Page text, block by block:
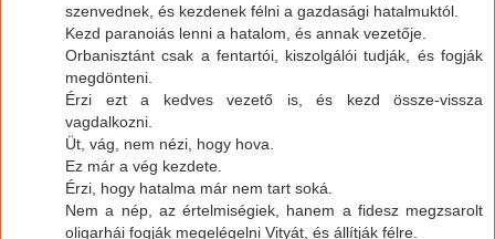
szenvednek, és kezdenek félni a gazdasági hatalmuktól.
Kezd paranoiás lenni a hatalom, és annak vezetője.
Orbanisztánt csak a fentartói, kiszolgálói tudják, és fogják
megdönteni.
Érzi ezt a kedves vezető is, és kezd össze-vissza
vagdalkozni.
Üt, vág, nem nézi, hogy hova.
Ez már a vég kezdete.
Érzi, hogy hatalma már nem tart soká.
Nem a nép, az értelmiségiek, hanem a fidesz megzsarolt
oligarhái fogják megelégelni Vityát, és állítják félre.